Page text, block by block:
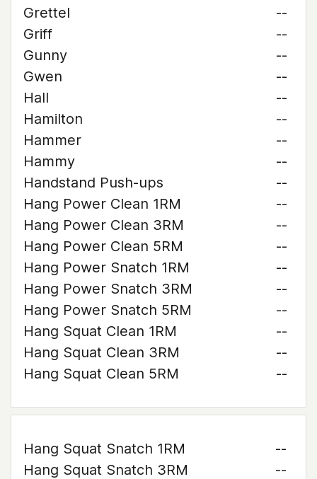
Grettel
--
Griff
--
Gunny
--
Gwen
--
Hall
--
Hamilton
--
Hammer
--
Hammy
--
Handstand Push-ups
--
Hang Power Clean 1RM
--
Hang Power Clean 3RM
--
Hang Power Clean 5RM
--
Hang Power Snatch 1RM
--
Hang Power Snatch 3RM
--
Hang Power Snatch 5RM
--
Hang Squat Clean 1RM
--
Hang Squat Clean 3RM
--
Hang Squat Clean 5RM
--
Hang Squat Snatch 1RM
--
Hang Squat Snatch 3RM
--